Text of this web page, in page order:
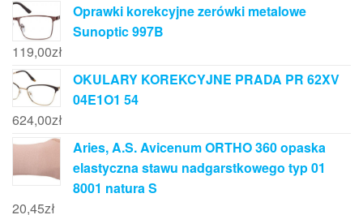
Oprawki korekcyjne zerówki metalowe
Sunoptic 997B
119,00zł
OKULARY KOREKCYJNE PRADA PR 62XV
04E1O1 54
624,00zł
Aries, A.S. Avicenum ORTHO 360 opaska
elastyczna stawu nadgarstkowego typ 01
8001 natura S
20,45zł